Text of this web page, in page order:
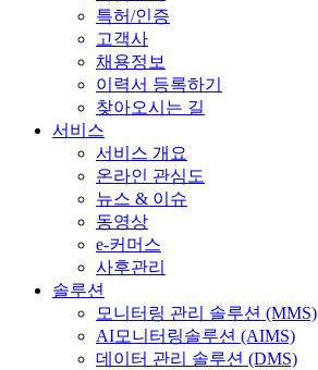
특허/인증
고객사
채용정보
이력서 등록하기
찾아오시는 길
서비스
서비스 개요
온라인 관심도
뉴스 & 이슈
동영상
e-커머스
사후관리
솔루션
모니터링 관리 솔루션 (MMS)
AI모니터링솔루션 (AIMS)
데이터 관리 솔루션 (DMS)